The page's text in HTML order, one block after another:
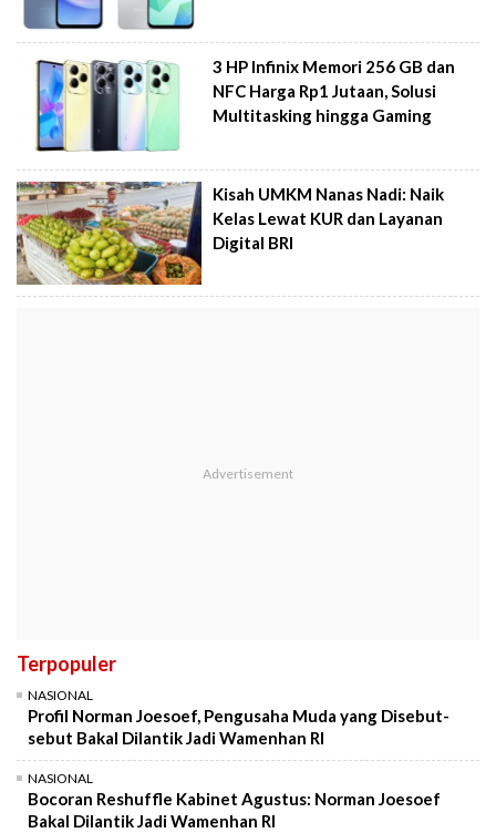
3 HP Infinix Memori 256 GB dan
NFC Harga Rp1 Jutaan, Solusi
Multitasking hingga Gaming
Kisah UMKM Nanas Nadi: Naik
Kelas Lewat KUR dan Layanan
Digital BRI
Terpopuler
NASIONAL
Profil Norman Joesoef, Pengusaha Muda yang Disebut-
sebut Bakal Dilantik Jadi Wamenhan RI
NASIONAL
Bocoran Reshuffle Kabinet Agustus: Norman Joesoef
Bakal Dilantik Jadi Wamenhan RI